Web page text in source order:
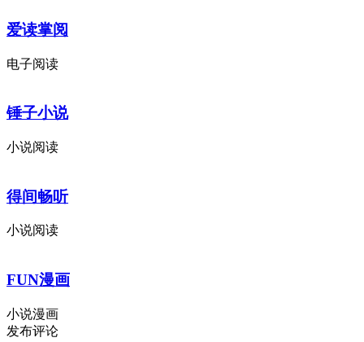
爱读掌阅
电子阅读
锤子小说
小说阅读
得间畅听
小说阅读
FUN漫画
小说漫画
发布评论